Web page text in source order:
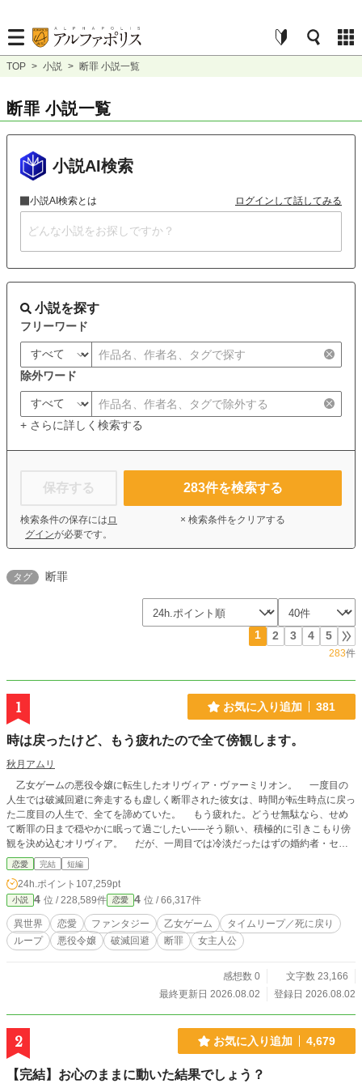
TOP > 小説 > 断罪 小説一覧
断罪 小説一覧
小説AI検索
小説AI検索とは ログインして話してみる
小説を探す
フリーワード
除外ワード
+ さらに詳しく検索する
保存する
検索条件の保存には ロ
グインが必要です。
283件を検索する
× 検索条件をクリアする
タグ 断罪
1 2 3 4 5
283件
1 お気に入り追加 381
時は戻ったけど、もう疲れたので全て傍観します。
秋月アムリ
乙女ゲームの悪役令嬢に転生したオリヴィア・ヴァーミリオン。 一度目の
人生では破滅回避に奔走するも虚しく断罪された彼女は、時間が転生時点に戻っ
た二度目の人生で、全てを諦めていた。 もう疲れた。どうせ無駄なら、せめ
て断罪の日まで穏やかに眠って過ごしたい──そう願い、積極的に引きこもり傍
観を決め込むオリヴィア。 だが、一周目では冷淡だったはずの婚約者・セド
リック王子が、なぜか彼女に献身的な優しさを見せ、「今度こそ、私が君を守
る」と誓うのだ。 運命に抗う気力さえ失った令嬢が、思いがけない波乱に巻
き込まれていく。全てを諦めたはずの人生で、彼女を待ち受ける未来とは──
恋愛 完結 短編
24h.ポイント 107,259pt
小説 4 位 / 228,589件 恋愛 4 位 / 66,317件
異世界 恋愛 ファンタジー 乙女ゲーム
タイムリープ／死に戻り
ループ
悪役令嬢 破滅回避 断罪 女主人公
感想数 0
文字数 23,166
最終更新日 2026.08.02
登録日 2026.08.02
2 お気に入り追加 4,679
【完結】お心のままに動いた結果でしょう？